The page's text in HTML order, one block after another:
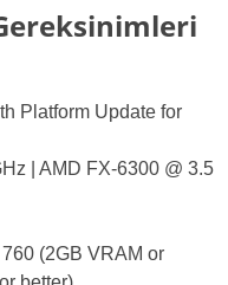
Platform Update for
| AMD FX-6300 @ 3.5
(2GB VRAM or